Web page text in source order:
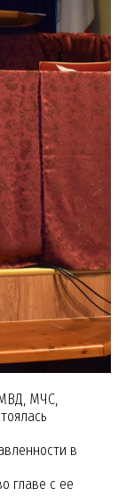
МЧС,
в
главе с ее